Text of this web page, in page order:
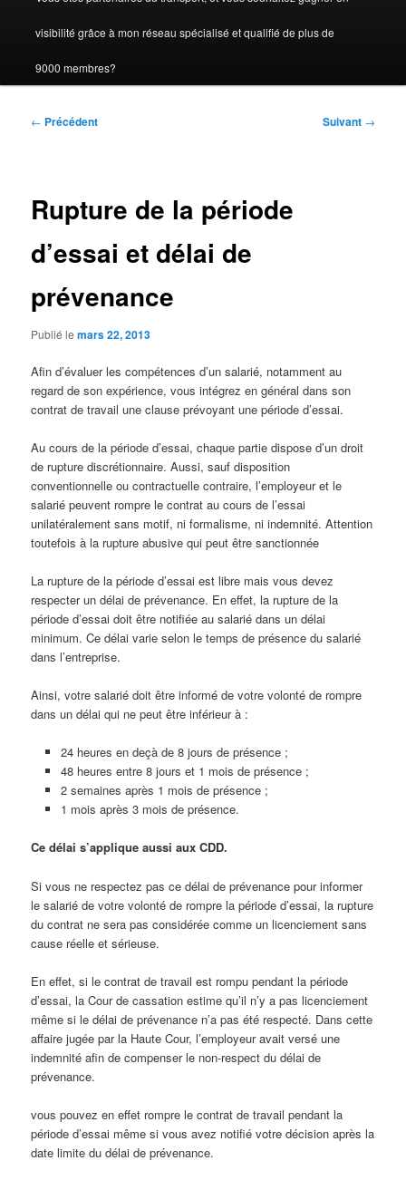
visibilité grâce à mon réseau spécialisé et qualifié de plus de
9000 membres?
Navigation
← Précédent Suivant →
Rupture de la période
d’essai et délai de
prévenance
Publié lemars 22, 2013
Afin d’évaluer les compétences d’un salarié, notamment au
regard de son expérience, vous intégrez en général dans son
contrat de travail une clause prévoyant une période d’essai.
Au cours de la période d’essai, chaque partie dispose d’un droit
de rupture discrétionnaire. Aussi, sauf disposition
conventionnelle ou contractuelle contraire, l’employeur et le
salarié peuvent rompre le contrat au cours de l’essai
unilatéralement sans motif, ni formalisme, ni indemnité. Attention
toutefois à la rupture abusive qui peut être sanctionnée
La rupture de la période d’essai est libre mais vous devez
respecter un délai de prévenance. En effet, la rupture de la
période d’essai doit être notifiée au salarié dans un délai
minimum. Ce délai varie selon le temps de présence du salarié
dans l’entreprise.
Ainsi, votre salarié doit être informé de votre volonté de rompre
dans un délai qui ne peut être inférieur à :
24 heures en deçà de 8 jours de présence ;
48 heures entre 8 jours et 1 mois de présence ;
2 semaines après 1 mois de présence ;
1 mois après 3 mois de présence.
Ce délai s’applique aussi aux CDD.
Si vous ne respectez pas ce délai de prévenance pour informer
le salarié de votre volonté de rompre la période d’essai, la rupture
du contrat ne sera pas considérée comme un licenciement sans
cause réelle et sérieuse.
En effet, si le contrat de travail est rompu pendant la période
d’essai, la Cour de cassation estime qu’il n’y a pas licenciement
même si le délai de prévenance n’a pas été respecté. Dans cette
affaire jugée par la Haute Cour, l’employeur avait versé une
indemnité afin de compenser le non-respect du délai de
prévenance.
vous pouvez en effet rompre le contrat de travail pendant la
période d’essai même si vous avez notifié votre décision après la
date limite du délai de prévenance.